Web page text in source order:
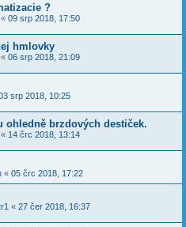
?
« 09 srp 2018, 17:50
hmlovky
« 06 srp 2018, 21:09
srp 2018, 10:25
ohledně brzdových destiček.
« 14 črc 2018, 13:14
« 05 črc 2018, 17:22
« 27 čer 2018, 16:37